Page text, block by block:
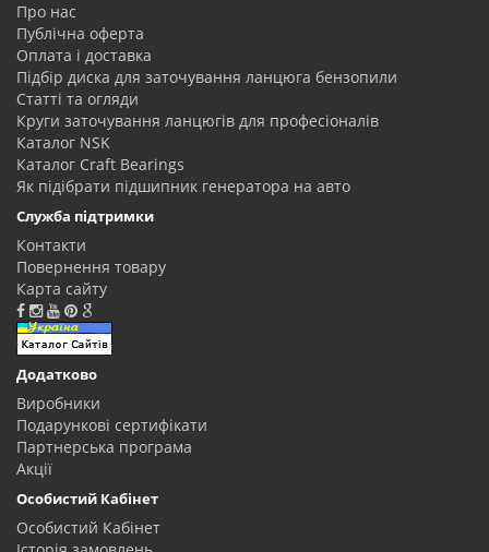
Про нас
Публічна оферта
Оплата і доставка
Підбір диска для заточування ланцюга бензопили
Статті та огляди
Круги заточування ланцюгів для професіоналів
Каталог NSK
Каталог Craft Bearings
Як підібрати підшипник генератора на авто
Служба підтримки
Контакти
Повернення товару
Карта сайту
Додатково
Виробники
Подарункові сертифікати
Партнерська програма
Акції
Особистий Кабінет
Особистий Кабінет